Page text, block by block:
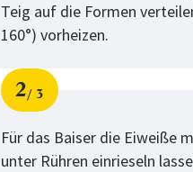
Teig auf die Formen
160°) vorheizen.
Schritt
2
von
3
Für das Baiser die Eiweiße
unter Rühren einrieseln